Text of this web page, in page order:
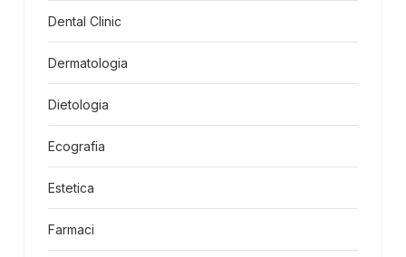
Dental Clinic
Dermatologia
Dietologia
Ecografia
Estetica
Farmaci